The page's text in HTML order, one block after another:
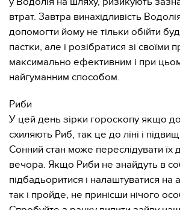
втрат. Завтра винахідливість
допомогти йому не тільки обійти
пастки, але і розібратися зі своїми
максимально ефективним і при
найгуманним способом.
Риби
У цей день зірки гороскопу якщо до
схиляють Риб, так це до ліні і
Сонний стан може переслідувати їх
вечора. Якщо Риби не знайдуть в
підбадьоритися і налаштуватися на
так і пройде, не принісши нічого